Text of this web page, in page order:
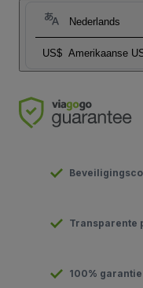
Nederlands
US$ Amerikaanse
Transparente
100%